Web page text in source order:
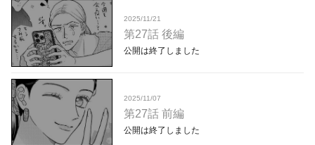
2025/11/21
第27話 後編
公開は終了しました
2025/11/07
第27話 前編
公開は終了しました